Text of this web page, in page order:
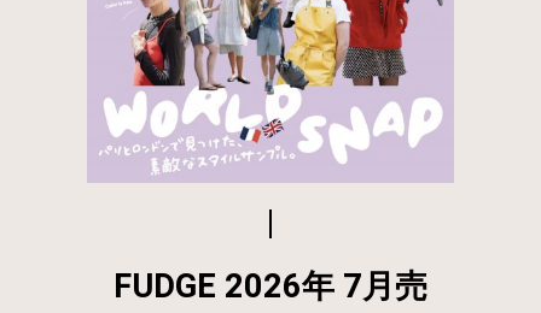
FUDGE 2026年 7月売